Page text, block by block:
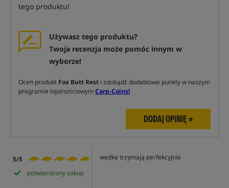
tego produktu!
Używasz tego produktu?
Twoja recenzja może pomóc innym w
wyborze!
Oceń produkt Fox Butt Rest i zdobądź dodatkowe punkty w naszym
programie lojalnościowymCarp-Coins!
DODAJ OPINIĘ »
5/5
potwierdzony zakup
wędkę trzymają perfekcyjnie